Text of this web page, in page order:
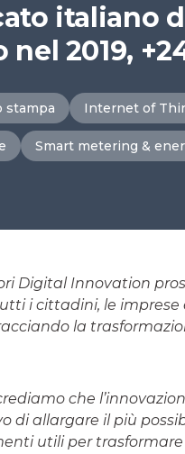
italiano
nel 2019,
stampa Internet of
Smart metering &
Digital Innovation
i cittadini, le
la
che
di allargare il più
utili per